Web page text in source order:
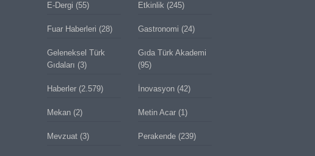
E-Dergi (55) Etkinlik (245)
Fuar Haberleri (28) Gastronomi (24)
Geleneksel Türk
Gıdaları (3)
Gıda Türk Akademi
(95)
Haberler(2.579) İnovasyon(42)
Mekan(2) Metin Acar(1)
Mevzuat(3) Perakende(239)